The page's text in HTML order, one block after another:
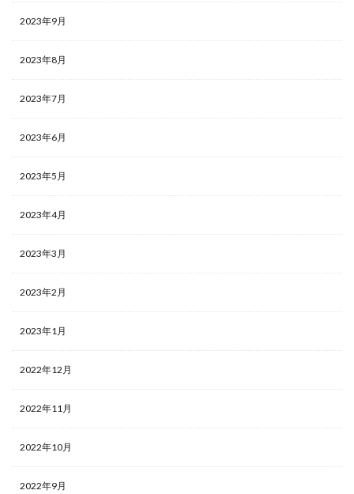
2023年9月
2023年8月
2023年7月
2023年6月
2023年5月
2023年4月
2023年3月
2023年2月
2023年1月
2022年12月
2022年11月
2022年10月
2022年9月